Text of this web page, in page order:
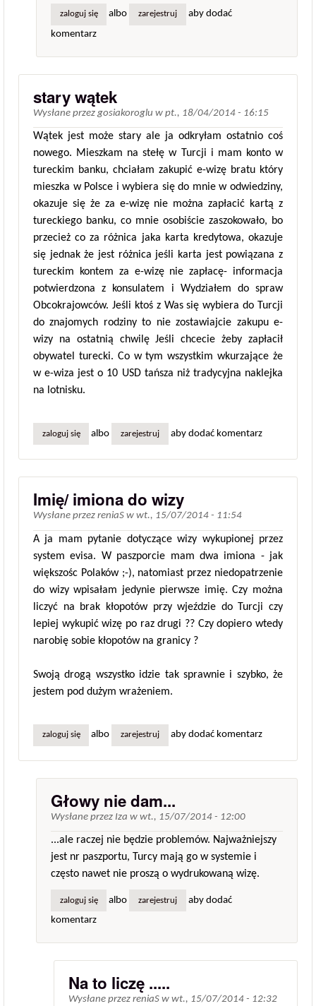
zaloguj się albo zarejestruj
aby dodać
komentarz
stary wątek
Wysłane przez gosiakoroglu w pt., 18/04/2014 - 16:15
Wątek jest może stary ale ja odkryłam ostatnio coś
nowego. Mieszkam na stełę w Turcji i mam konto w
tureckim banku, chciałam zakupić e-wizę bratu który
mieszka w Polsce i wybiera się do mnie w odwiedziny,
okazuje się że za e-wizę nie można zapłacić kartą z
tureckiego banku, co mnie osobiście zaszokowało, bo
przecież co za różnica jaka karta kredytowa, okazuje
się jednak że jest różnica jeśli karta jest powiązana z
tureckim kontem za e-wizę nie zapłacę- informacja
potwierdzona z konsulatem i Wydziałem do spraw
Obcokrajowców. Jeśli ktoś z Was się wybiera do Turcji
do znajomych rodziny to nie zostawiajcie zakupu e-
wizy na ostatnią chwilę Jeśli chcecie żeby zapłacił
obywatel turecki. Co w tym wszystkim wkurzające że
w e-wiza jest o 10 USD tańsza niż tradycyjna naklejka
na lotnisku.
zaloguj się albo zarejestruj aby dodać komentarz
Imię/ imiona do wizy
Wysłane przez reniaS w wt., 15/07/2014 - 11:54
A ja mam pytanie dotyczące wizy wykupionej przez
system evisa. W paszporcie mam dwa imiona - jak
większośc Polaków ;-), natomiast przez niedopatrzenie
do wizy wpisałam jedynie pierwsze imię. Czy można
liczyć na brak kłopotów przy wjeździe do Turcji czy
lepiej wykupić wizę po raz drugi ?? Czy dopiero wtedy
narobię sobie kłopotów na granicy ?
Swoją drogą wszystko idzie tak sprawnie i szybko, że
jestem pod dużym wrażeniem.
zaloguj się albo zarejestruj aby dodać komentarz
Głowy nie dam...
Wysłane przez Iza w wt., 15/07/2014 - 12:00
...ale raczej nie będzie problemów. Najważniejszy
jest nr paszportu, Turcy mają go w systemie i
często nawet nie proszą o wydrukowaną wizę.
zaloguj się albo zarejestruj
aby dodać
komentarz
Na to liczę .....
Wysłane przez reniaS w wt., 15/07/2014 - 12:32